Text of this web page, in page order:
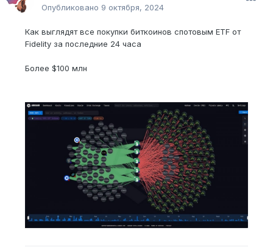
Опубликовано 9 октября, 2024
Как выглядят все покупки биткоинов спотовым ETF от
Fidelity за последние 24 часа
Более $100 млн